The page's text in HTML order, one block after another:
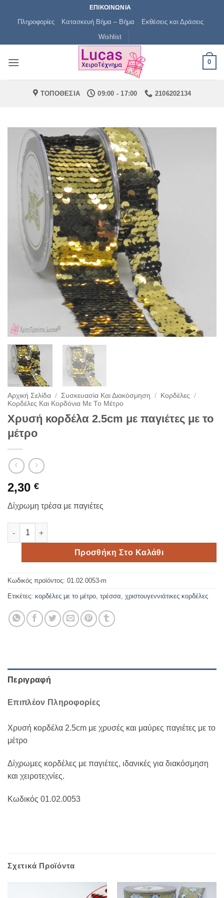
ΕΠΙΚΟΙΝΩΝΙΑ
Πληροφορίες Κατασκευή Βήμα – Βήμα
Εκθέσεις και Δράσεις
Wishlist
0
ΤΟΠΟΘΕΣΙΑ 09:00 - 17:00 2106202134
Αρχική Σελίδα / Συσκευασία Και Διακόσμηση / Κορδέλες
/
Κορδέλες Και Κορδόνια Με Το Μέτρο
Χρυσή κορδέλα 2.5cm με παγιέτες με το
μέτρο
2,30 €
Δίχρωμη τρέσα με παγιέτες
Χρυσή κορδέλα 2.5cm με παγιέτες με το μέτρο ποσότητα
Προσθήκη Στο Καλάθι
Κωδικός προϊόντος: 01.02.0053-m
Ετικέτες: κορδέλες με το μέτρο, τρέσσα, χριστουγεννιάτικες κορδέλες
Περιγραφή
Επιπλέον Πληροφορίες
Χρυσή κορδέλα 2.5cm με χρυσές και μαύρες παγιέτες με το
μέτρο
Δίχρωμες κορδέλες με παγιέτες, ιδανικές για διακόσμηση
και χειροτεχνίες.
Κωδικός 01.02.0053
Σχετικά Προϊόντα